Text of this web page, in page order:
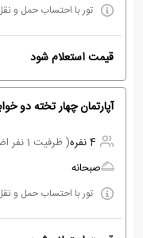
تور با احتساب حمل و
قیمت استعلام شود
آپارتمان چهار تخته دو
4 نفره
( ظرفیت 1 نفر اضافه دارد )
صبحانه
تور با احتساب حمل و